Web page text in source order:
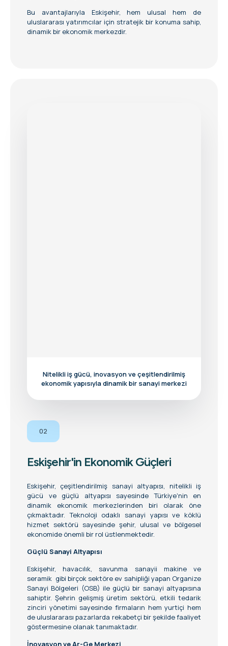
Bu avantajlarıyla Eskişehir, hem ulusal hem de
uluslararası yatırımcılar için stratejik bir konuma sahip,
dinamik bir ekonomik merkezdir.
02
Eskişehir'in Ekonomik Güçleri
Eskişehir, çeşitlendirilmiş sanayi altyapısı, nitelikli iş
gücü ve güçlü altyapısı sayesinde Türkiye'nin en
dinamik ekonomik merkezlerinden biri olarak öne
çıkmaktadır. Teknoloji odaklı sanayi yapısı ve köklü
hizmet sektörü sayesinde şehir, ulusal ve bölgesel
ekonomide önemli bir rol üstlenmektedir.
Güçlü Sanayi Altyapısı
Eskişehir, havacılık, savunma sanayii makine ve
seramik gibi birçok sektöre ev sahipliği yapan Organize
Sanayi Bölgeleri (OSB) ile güçlü bir sanayi altyapısına
sahiptir. Şehrin gelişmiş üretim sektörü, etkili tedarik
zinciri yönetimi sayesinde firmaların hem yurtiçi hem
de uluslararası pazarlarda rekabetçi bir şekilde faaliyet
göstermesine olanak tanımaktadır.
İnovasyon ve Ar-Ge Merkezi
Nitelikli iş gücü, inovasyon ve çeşitlendirilmiş
ekonomik yapısıyla dinamik bir sanayi merkezi